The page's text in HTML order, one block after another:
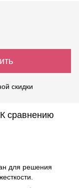
скидки
К сравнению
для решения